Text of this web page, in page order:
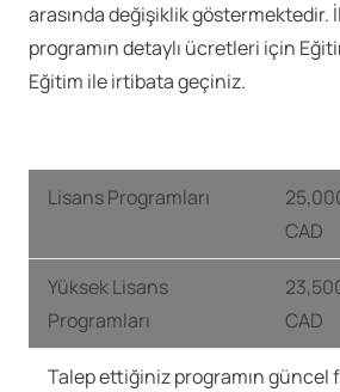
arasında değişiklik göstermektedir.
programın detaylı ücretleri için
Eğitim ile irtibata geçiniz.
Lisans Programları
CAD
Yüksek Lisans
Programları
CAD
Talep ettiğiniz programın güncel